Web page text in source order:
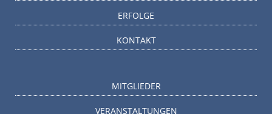
ERFOLGE
KONTAKT
MITGLIEDER
VERANSTALTUNGEN